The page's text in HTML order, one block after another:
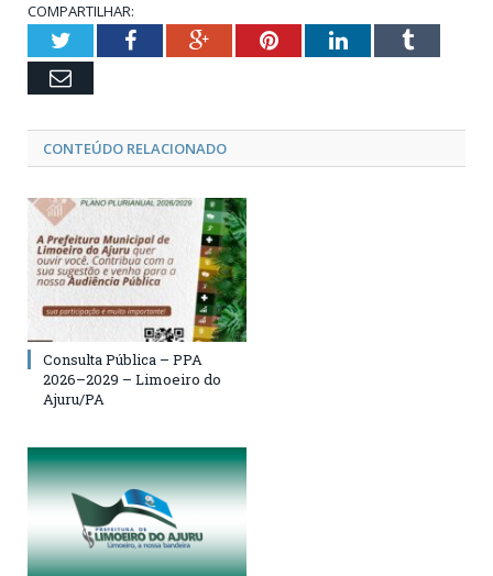
COMPARTILHAR:
TwitterFacebookGoogle+PinterestLinkedInTumblr
Email
CONTEÚDO RELACIONADO
Consulta Pública – PPA
2026–2029 – Limoeiro do
Ajuru/PA